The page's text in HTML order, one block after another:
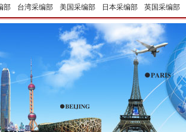
子”竟然扎入要害部门
部 台湾采编部 美国采编部 日本采编部 英国采编部